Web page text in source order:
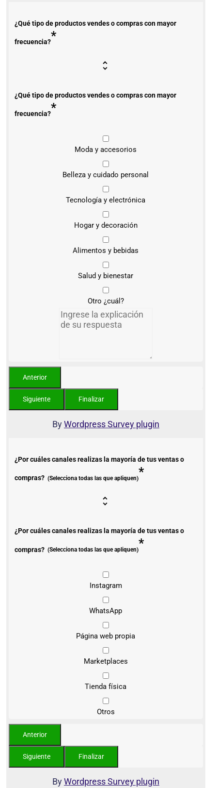
¿Qué tipo de productos vendes o compras con mayor
frecuencia?*
¿Qué tipo de productos vendes o compras con mayor
frecuencia?*
Moda y accesorios
Belleza y cuidado personal
Tecnología y electrónica
Hogar y decoración
Alimentos y bebidas
Salud y bienestar
Otro ¿cuál?
ByWordpress Survey plugin
¿Por cuáles canales realizas la mayoría de tus ventas o
compras? (Selecciona todas las que apliquen)*
¿Por cuáles canales realizas la mayoría de tus ventas o
compras? (Selecciona todas las que apliquen)*
Instagram
WhatsApp
Página web propia
Marketplaces
Tienda física
Otros
ByWordpress Survey plugin